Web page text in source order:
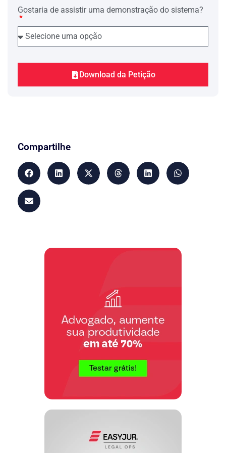
Partindo do ponto …. com azimute
verdadeiro de …., com distância de ….,
confrontando com os terrenos do Sr. ….
e …. atinge o ponto ….. Partindo do
ponto ….. com azimute verdadeiro de
linha reta definida pelo muro de
alvenaria, confrontando com o terreno
do Sr. …. atinge o ponto …., que é o
reconhecida e respeitada pelos demais
irmãos.
Os tribunais tem permitido reconhecer-
se usucapião em favor de condômino
e determinado trato do imóvel em
condomínio.
"Não obstante tratar-se de imóvel
delimitada, com divisas certas e
confrontações mencionadas incontestes."
(1ª Cam. Civ. Do TJ/PR, ap. 111/63, ac.
42.028 RT 359/446).
"É possível reconhecer-se usucapião em
favor de condômino que exerce posse
trintenária sobre certo e determinado
trato do imóvel em condomínio." (1ª
CC. Do TA/SP, Ação Rescisória 34.900,
RT 321/477).
"O condômino pode usucapir contra a
comunhão, desde que tenha posse em
parte certa e determinada do imóvel
dominial." (6ª CC dp TJ/SP, ap. 88.893,
Gostaria de assistir uma demonstração do sistema?
Download da Petição
Compartilhe